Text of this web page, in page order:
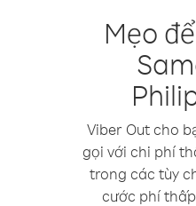
Mẹo
Viber Out cho
gọi với chi phí
trong các tùy
cước phí